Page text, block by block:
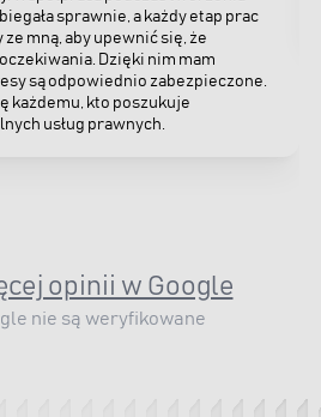
sprawnie, a każdy etap prac
mną, aby upewnić się, że
Dzięki nim mam
są odpowiednio zabezpieczone.
każdemu, kto poszukuje
usług prawnych.
opinii w Google
nie są weryfikowane